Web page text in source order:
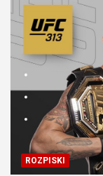
ROZPISKI